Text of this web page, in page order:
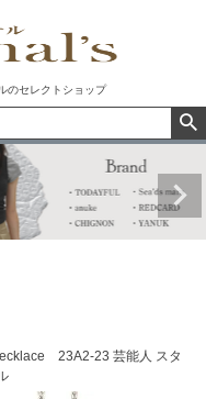
のセレクトショップ
23A2-23 芸能人 スタ